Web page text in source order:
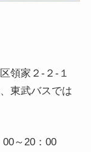
家２-２-１
東武バスでは
～20：00